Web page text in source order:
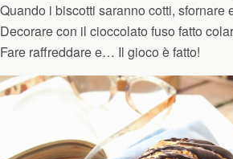
Quando i biscotti saranno cotti, sfornare
Decorare con il cioccolato fuso fatto
Fare raffreddare e… Il gioco è fatto!